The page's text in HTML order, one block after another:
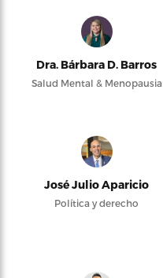
Dra. Bárbara D. Barros
Salud Mental & Menopausia
José Julio Aparicio
Política y derecho